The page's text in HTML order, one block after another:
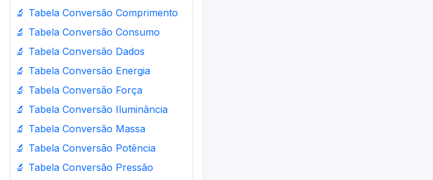
🔬 Tabela Conversão Comprimento
🔬 Tabela Conversão Consumo
🔬 Tabela Conversão Dados
🔬 Tabela Conversão Energia
🔬 Tabela Conversão Força
🔬 Tabela Conversão Iluminância
🔬 Tabela Conversão Massa
🔬 Tabela Conversão Potência
🔬 Tabela Conversão Pressão